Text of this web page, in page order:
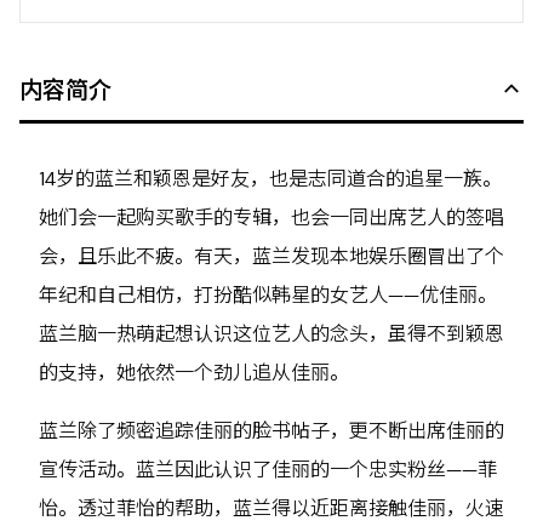
内容简介
14岁的蓝兰和颖恩是好友，也是志同道合的追星一族。
她们会一起购买歌手的专辑，也会一同出席艺人的签唱
会，且乐此不疲。有天，蓝兰发现本地娱乐圈冒出了个
年纪和自己相仿，打扮酷似韩星的女艺人——优佳丽。
蓝兰脑一热萌起想认识这位艺人的念头，虽得不到颖恩
的支持，她依然一个劲儿追从佳丽。
蓝兰除了频密追踪佳丽的脸书帖子，更不断出席佳丽的
宣传活动。蓝兰因此认识了佳丽的一个忠实粉丝——菲
怡。透过菲怡的帮助，蓝兰得以近距离接触佳丽，火速